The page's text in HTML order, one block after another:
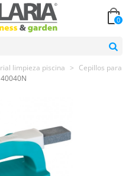
0
limpieza piscina > Cepillos para